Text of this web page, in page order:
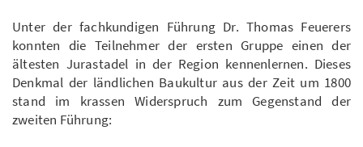
Unter der fachkundigen Führung Dr. Thomas Feuerers
konnten die Teilnehmer der ersten Gruppe einen der
ältesten Jurastadel in der Region kennenlernen. Dieses
Denkmal der ländlichen Baukultur aus der Zeit um 1800
stand im krassen Widerspruch zum Gegenstand der
zweiten Führung: